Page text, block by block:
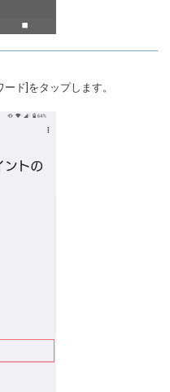
ド]をタップします。